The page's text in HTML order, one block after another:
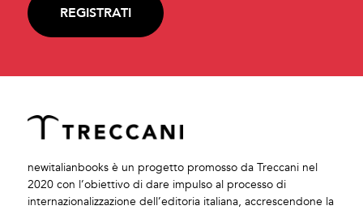
REGISTRATI
newitalianbooks è un progetto promosso da Treccani nel
2020 con l’obiettivo di dare impulso al processo di
internazionalizzazione dell’editoria italiana, accrescendone la